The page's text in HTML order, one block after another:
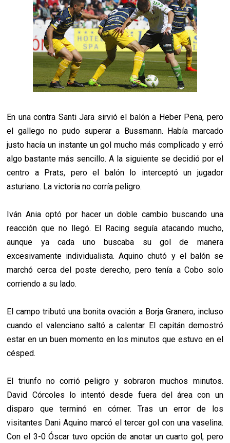
En una contra Santi Jara sirvió el balón a Heber Pena, pero
el gallego no pudo superar a Bussmann. Había marcado
justo hacía un instante un gol mucho más complicado y erró
algo bastante más sencillo. A la siguiente se decidió por el
centro a Prats, pero el balón lo interceptó un jugador
asturiano. La victoria no corría peligro.
Iván Ania optó por hacer un doble cambio buscando una
reacción que no llegó. El Racing seguía atacando mucho,
aunque ya cada uno buscaba su gol de manera
excesivamente individualista. Aquino chutó y el balón se
marchó cerca del poste derecho, pero tenía a Cobo solo
corriendo a su lado.
El campo tributó una bonita ovación a Borja Granero, incluso
cuando el valenciano saltó a calentar. El capitán demostró
estar en un buen momento en los minutos que estuvo en el
césped.
El triunfo no corrió peligro y sobraron muchos minutos.
David Córcoles lo intentó desde fuera del área con un
disparo que terminó en córner. Tras un error de los
visitantes Dani Aquino marcó el tercer gol con una vaselina.
Con el 3-0 Óscar tuvo opción de anotar un cuarto gol, pero